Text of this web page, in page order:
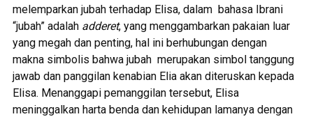
melemparkan jubah terhadap Elisa, dalam bahasa Ibrani
“jubah” adalah adderet, yang menggambarkan pakaian luar
yang megah dan penting, hal ini berhubungan dengan
makna simbolis bahwa jubah merupakan simbol tanggung
jawab dan panggilan kenabian Elia akan diteruskan kepada
Elisa. Menanggapi pemanggilan tersebut, Elisa
meninggalkan harta benda dan kehidupan lamanya dengan